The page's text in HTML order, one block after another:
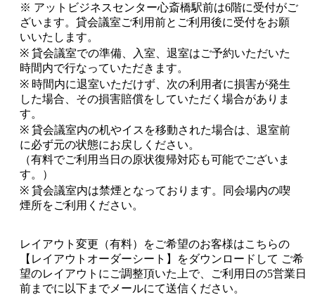
※ アットビジネスセンター心斎橋駅前は6階に受付がご
ざいます。貸会議室ご利用前とご利用後に受付をお願
いいたします。
※ 貸会議室での準備、入室、退室はご予約いただいた
時間内で行なっていただきます。
※ 時間内に退室いただけず、次の利用者に損害が発生
した場合、その損害賠償をしていただく場合がありま
す。
※ 貸会議室内の机やイスを移動された場合は、退室前
に必ず元の状態にお戻しください。
（有料でご利用当日の原状復帰対応も可能でございま
す。）
※ 貸会議室内は禁煙となっております。同会場内の喫
煙所をご利用ください。
レイアウト変更（有料）をご希望のお客様はこちらの
【レイアウトオーダーシート】をダウンロードして ご希
望のレイアウトにご調整頂いた上で、ご利用日の5営業日
前までに以下までメールにて送信ください。